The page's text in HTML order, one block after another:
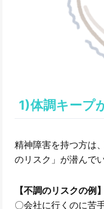
1)体調キープ
精神障害を持つ方は
のリスク」が潜んで
【不調のリスクの例】
〇会社に行くのに苦